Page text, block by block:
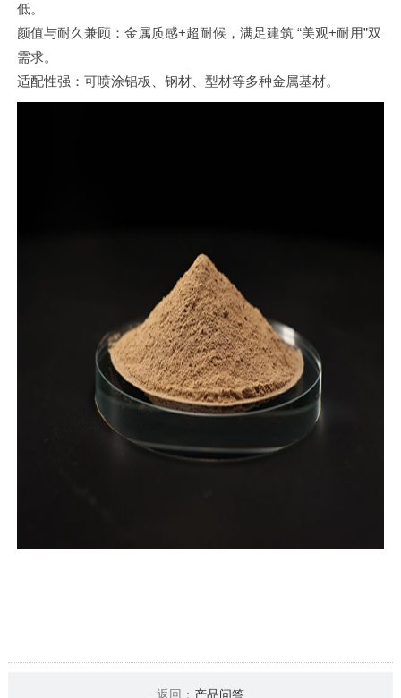
低。
颜值与耐久兼顾：金属质感+超耐候，满足建筑 “美观+耐用”双
需求。
适配性强：可喷涂铝板、钢材、型材等多种金属基材。
返回： 产品问答